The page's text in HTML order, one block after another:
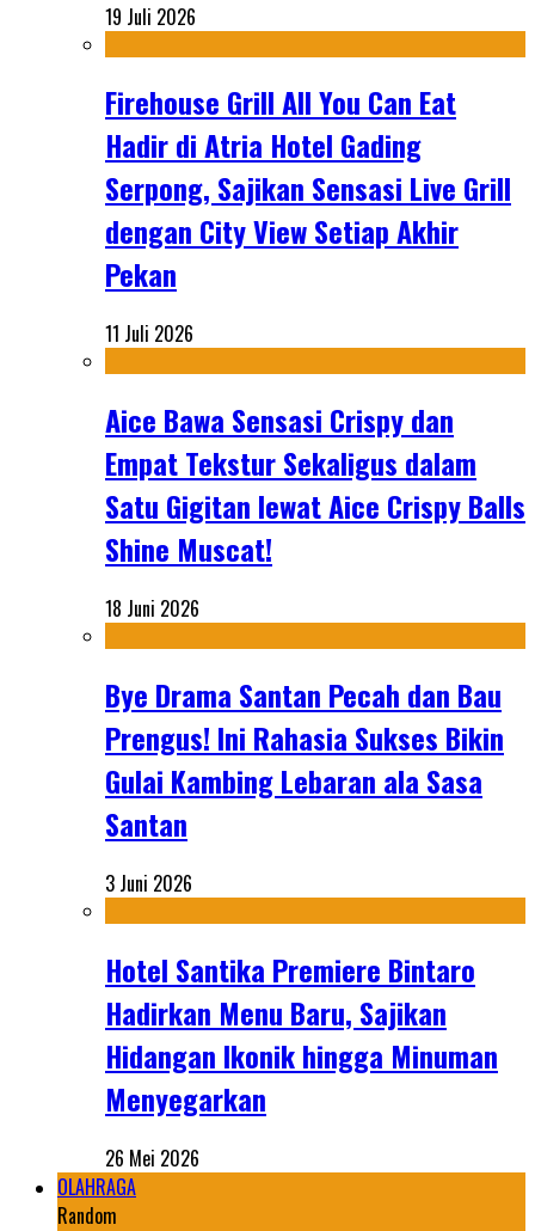
19 Juli 2026
Firehouse Grill All You Can Eat
Hadir di Atria Hotel Gading
Serpong, Sajikan Sensasi Live Grill
dengan City View Setiap Akhir
Pekan
11 Juli 2026
Aice Bawa Sensasi Crispy dan
Empat Tekstur Sekaligus dalam
Satu Gigitan lewat Aice Crispy Balls
Shine Muscat!
18 Juni 2026
Bye Drama Santan Pecah dan Bau
Prengus! Ini Rahasia Sukses Bikin
Gulai Kambing Lebaran ala Sasa
Santan
3 Juni 2026
Hotel Santika Premiere Bintaro
Hadirkan Menu Baru, Sajikan
Hidangan Ikonik hingga Minuman
Menyegarkan
26 Mei 2026
OLAHRAGA
Random